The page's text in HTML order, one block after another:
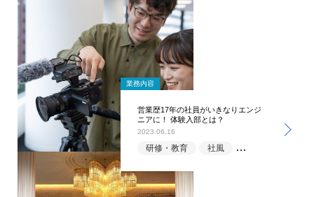
業務内容
営業歴17年の社員がいきなりエンジ
ニアに！ 体験入部とは？
2023.06.16
研修・教育 社風 福利厚生